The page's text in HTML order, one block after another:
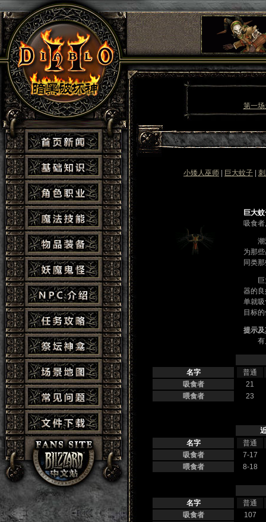
第一
小矮人巫师 巨大蚊子
巨大
吸食
潮湿
为那
同类
巨大
器的
单就
目标
提示
有几
名字
吸食者
喂食者
普通
21
23
名字
吸食者
喂食者
普通
7-17
8-18
名字
吸食者
普通
107